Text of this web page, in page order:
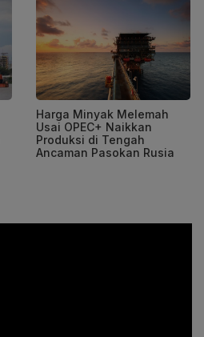
Harga Minyak Melemah
Usai OPEC+ Naikkan
Produksi di Tengah
Ancaman Pasokan Rusia